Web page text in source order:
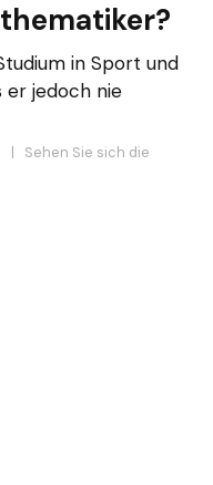
in Sport und
er jedoch nie
| Sehen Sie sich die